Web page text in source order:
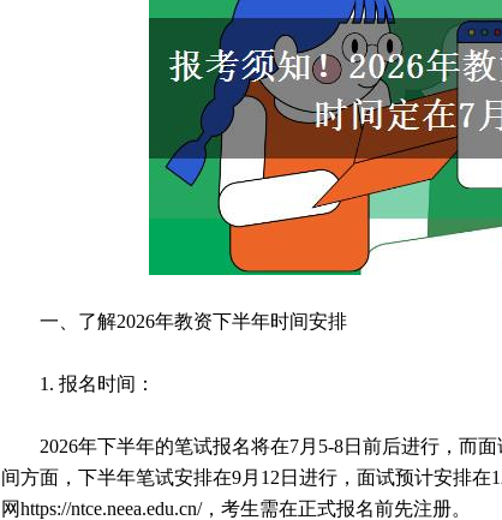
一、了解2026年教资下半年时间安排
1. 报名时间：
2026年下半年的笔试报名将在7月5-8日前后进行，而
间方面，下半年笔试安排在9月12日进行，面试预计安排
网https://ntce.neea.edu.cn/，考生需在正式报名前先注册。